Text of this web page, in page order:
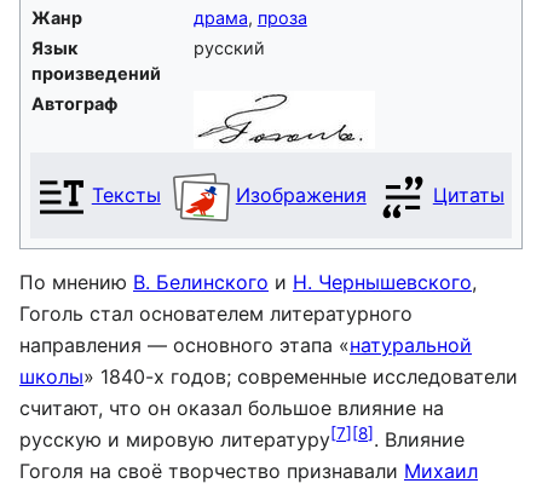
Жанр
драма, проза
Язык
произведений
русский
Автограф
Тексты Изображения Цитаты
По мнению В. Белинского и Н. Чернышевского,
Гоголь стал основателем литературного
направления — основного этапа «натуральной
школы» 1840-х годов; современные исследователи
считают, что он оказал большое влияние на
русскую и мировую литературу[7] [8]. Влияние
Гоголя на своё творчество признавали Михаил